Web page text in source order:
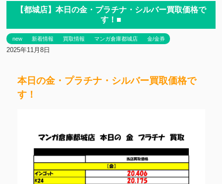
【都城店】本日の金・プラチナ・シルバー買取価格で
す！■
new 新着情報 買取情報 マンガ倉庫都城店 金/金券
2025年11月8日
本日の金・プラチナ・シルバー買取価格で
す！